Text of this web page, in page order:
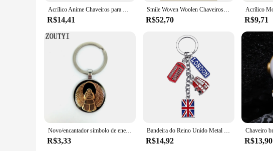
Acrílico Anime Chaveiros para Meninas, Pingente de Jóias, Fantasias Cosplay, Adereços DIY, Acessórios de Festa, Design Premium, Moda Kawaii, 1Pc
R$14,41
Smile Woven Woolen Chaveiros para Mulheres, Pingente de bolsa escolar Premium Sense of Niche, Mochila Pendurada, Presente de Casal Criativo
R$52,70 R$9,71
Novo/encantador símbolo de energia egípcio escaravelho, masculino e feminino chaveiro de carro premium e chaveiro de vidro convexo.
R$3,33
Bandeira do Reino Unido Metal Keychain, Londres lembrança Keyring, brindes promocionais, estilo britânico de Londres, encantos saco, Premium
R$14,92 R$13,90